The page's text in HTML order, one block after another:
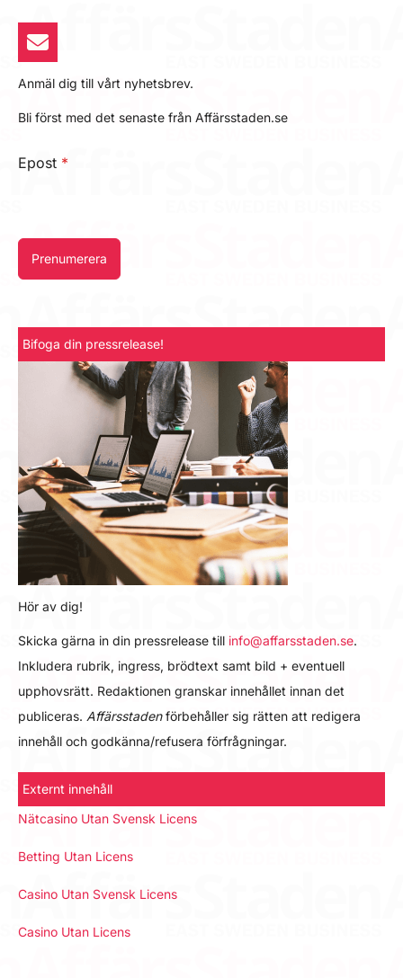
Anmäl dig till vårt nyhetsbrev.
Bli först med det senaste från Affärsstaden.se
Epost *
Prenumerera
Bifoga din pressrelease!
Hör av dig!
Skicka gärna in din pressrelease till info@affarsstaden.se.
Inkludera rubrik, ingress, brödtext samt bild + eventuell
upphovsrätt. Redaktionen granskar innehållet innan det
publiceras. Affärsstadenförbehåller sig rätten att redigera
innehåll och godkänna/refusera förfrågningar.
Externt innehåll
Nätcasino Utan Svensk Licens
Betting Utan Licens
Casino Utan Svensk Licens
Casino Utan Licens